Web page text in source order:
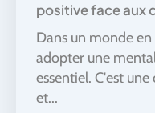
positive face aux
Dans un monde
adopter une
essentiel. C'est
et...